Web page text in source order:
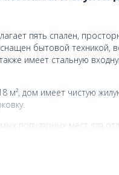
пять спален,
бытовой техникой,
имеет стальную
м², дом имеет чистую
популярных мест для
для проживания.